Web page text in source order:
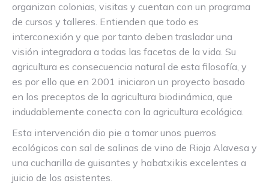
organizan colonias, visitas y cuentan con un programa
de cursos y talleres. Entienden que todo es
interconexión y que por tanto deben trasladar una
visión integradora a todas las facetas de la vida. Su
agricultura es consecuencia natural de esta filosofía, y
es por ello que en 2001 iniciaron un proyecto basado
en los preceptos de la agricultura biodinámica, que
indudablemente conecta con la agricultura ecológica.
Esta intervención dio pie a tomar unos puerros
ecológicos con sal de salinas de vino de Rioja Alavesa y
una cucharilla de guisantes y habatxikis excelentes a
juicio de los asistentes.